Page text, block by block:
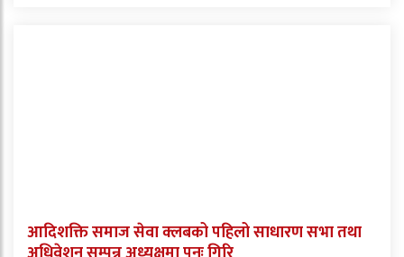
आदिशक्ति समाज सेवा क्लबको पहिलो साधारण सभा तथा